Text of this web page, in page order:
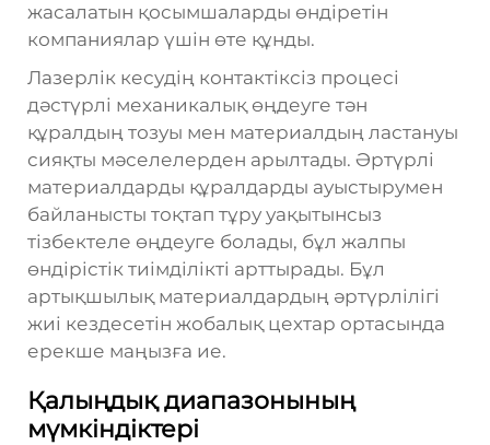
жасалатын қосымшаларды өндіретін
компаниялар үшін өте құнды.
Лазерлік кесудің контактіксіз процесі
дәстүрлі механикалық өңдеуге тән
құралдың тозуы мен материалдың ластануы
сияқты мәселелерден арылтады. Әртүрлі
материалдарды құралдарды ауыстырумен
байланысты тоқтап тұру уақытынсыз
тізбектеле өңдеуге болады, бұл жалпы
өндірістік тиімділікті арттырады. Бұл
артықшылық материалдардың әртүрлілігі
жиі кездесетін жобалық цехтар ортасында
ерекше маңызға ие.
Қалыңдық диапазонының
мүмкіндіктері